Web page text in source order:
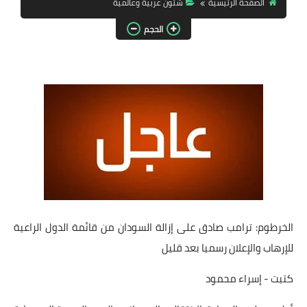
مقالات واراء
القاهرة
القليوبية
الاسكندرية
شمال سيناء
الحجم
الخرطوم: ترامب صادق على إزالة السودان من قائمة الدول الراعية
للإرهاب والإعلان رسميا بعد قليل
كتبت - إسراء محمود